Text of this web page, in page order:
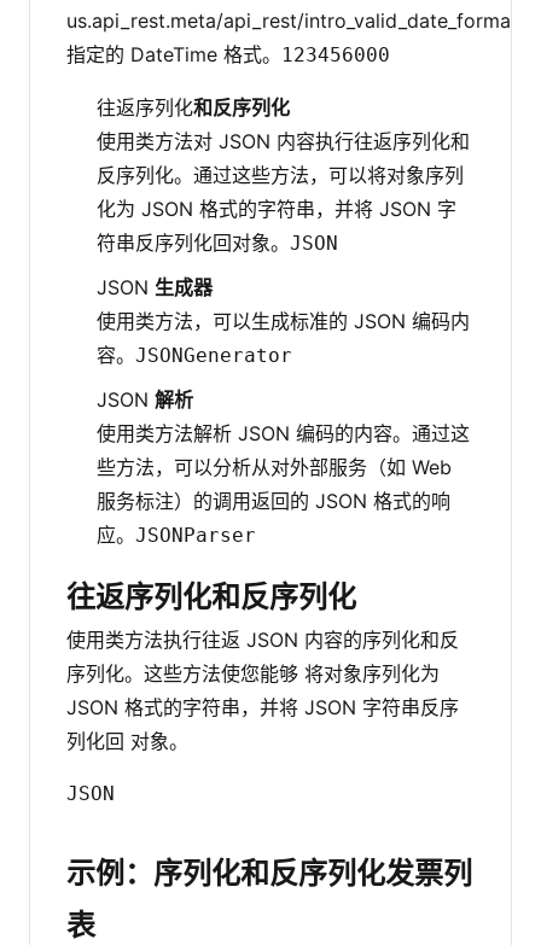
us.api_rest.meta/api_rest/
指定的 DateTime 格式。
123456000
往返序列化和反序列化
使用类方法对 JSON 内容执行往返序列化和
反序列化。通过这些方法，可以将对象序列
化为 JSON 格式的字符串，并将 JSON 字
符串反序列化回对象。 JSON
JSON 生成器
使用类方法，可以生成标准的 JSON 编码内
容。 JSONGenerator
JSON 解析
使用类方法解析 JSON 编码的内容。通过这
些方法，可以分析从对外部服务（如 Web
服务标注）的调用返回的 JSON 格式的响
应。 JSONParser
往返序列化和反序列化
使用类方法执行往返 JSON 内容的序列化和反
序列化。这些方法使您能够 将对象序列化为
JSON 格式的字符串，并将 JSON 字符串反序
列化回 对象。
JSON
示例：序列化和反序列化发票列
表